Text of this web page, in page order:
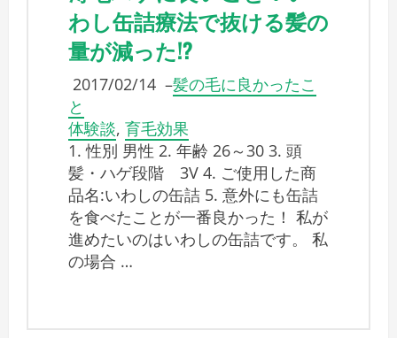
わし缶詰療法で抜ける髪の
量が減った!?
2017/02/14 –髪の毛に良かったこ
と
体験談, 育毛効果
1. 性別 男性 2. 年齢 26～30 3. 頭
髪・ハゲ段階 3V 4. ご使用した商
品名:いわしの缶詰 5. 意外にも缶詰
を食べたことが一番良かった！ 私が
進めたいのはいわしの缶詰です。 私
の場合 …